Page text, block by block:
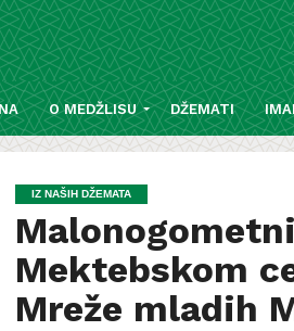
O MEDŽLISU DŽEMATI
IZ NAŠIH DŽEMATA
Mektebskom
Mreže mladih